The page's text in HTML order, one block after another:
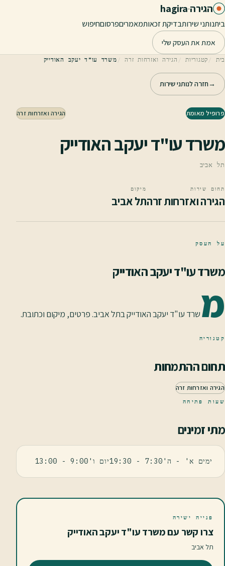
דלג לתוכן הראשי
הגירה·
hagira
ביתנותני שירותבדיקת זכאותמאמריםפרסוםחיפוש
אמת את העסק שלי
בית קטגוריות הגירה ואזרחות זרה משרד עו"ד יעקב האודייק
→חזרה לנותני שירות
פרופיל מאומת הגירה ואזרחות זרה
משרד עו"ד יעקב האודייק
תל אביב
תחום שירות
הגירה ואזרחות זרה
מיקום
תל אביב
על העסק
משרד עו"ד יעקב האודייק
משרד עו"ד יעקב האודייק בתל אביב. פרטים, מיקום וכתובת.
קטגוריה
תחום ההתמחות
הגירה ואזרחות זרה
שעות פתיחה
מתי זמינים
ימים א' - ה'7:30 - 19:30יום ו'9:00 - 13:00
פנייה ישירה
צרו קשר עם משרד עו"ד יעקב האודייק
תל אביב